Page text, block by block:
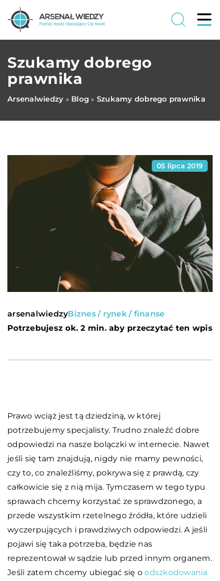
Szukamy dobrego
prawnika
Arsenalwiedzy » Blog » Szukamy dobrego prawnika
05 lipca 2019
arsenalwiedzyBiznes / rynek / finanse
Potrzebujesz ok. 2 min. aby przeczytać ten wpis
Prawo wciąż jest tą dziedziną, w której
potrzebujemy specjalisty. Trudno znaleźć dobre
odpowiedzi na nasze bolączki w internecie. Nawet
jeśli się tam znajdują, nigdy nie mamy pewności,
czy to, co znaleźliśmy, pokrywa się z prawdą, czy
całkowicie się z nią mija. Tymczasem w tego typu
sprawach chcemy korzystać ze sprawdzonego, a
przede wszystkim rzetelnego źródła, które udzieli
wyczerpujących i prawdziwych odpowiedzi. A jeśli
pojawi się taka potrzeba, będzie nas
reprezentował w sądzie lub przed innym organem.
Jeśli zatem chcemy ubiegać się oodszkodowania